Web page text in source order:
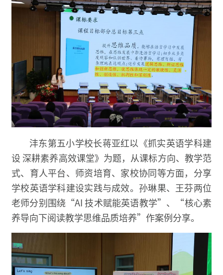
沣东第五小学校长蒋亚红以《抓实英语学科建
设 深耕素养高效课堂》为题，从课标方向、教学范
式、育人平台、师资培育、家校协同等方面，分享
学校英语学科建设实践与成效。孙琳果、王芬两位
老师分别围绕“AI 技术赋能英语教学”、“核心素
养导向下阅读教学思维品质培养”作案例分享。